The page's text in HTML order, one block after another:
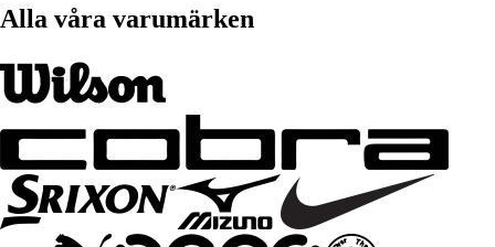
Alla våra varumärken